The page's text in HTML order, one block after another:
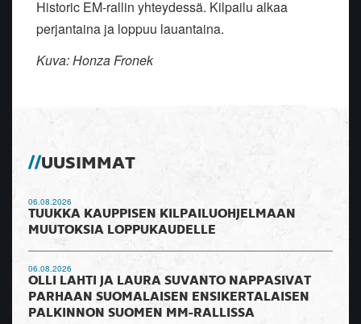
Historic EM-rallin yhteydessä. Kilpailu alkaa
perjantaina ja loppuu lauantaina.
Kuva: Honza Fronek
UUSIMMAT
06.08.2026
TUUKKA KAUPPISEN KILPAILUOHJELMAAN
MUUTOKSIA LOPPUKAUDELLE
06.08.2026
OLLI LAHTI JA LAURA SUVANTO NAPPASIVAT
PARHAAN SUOMALAISEN ENSIKERTALAISEN
PALKINNON SUOMEN MM-RALLISSA